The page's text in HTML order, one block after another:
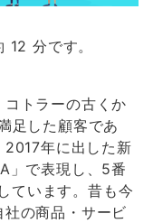
分です。
トラーの古くか
足した顧客であ
2017年に出した新
」で表現し、5番
ています。昔も今
の商品・サービ